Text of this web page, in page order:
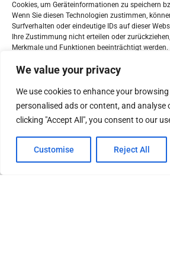
We value your privacy
We use cookies to enhance your
personalised ads or content, and analyse
clicking "Accept All", you consent to our
Customise Reject All
Cookies, um Geräteinformationen zu speichern
Wenn Sie diesen Technologien zustimmen,
Surfverhalten oder eindeutige IDs auf dieser
Ihre Zustimmung nicht erteilen oder
Merkmale und Funktionen beeinträchtigt werden.
Ablehnen
Voreinstellungen
PrivacyImprint